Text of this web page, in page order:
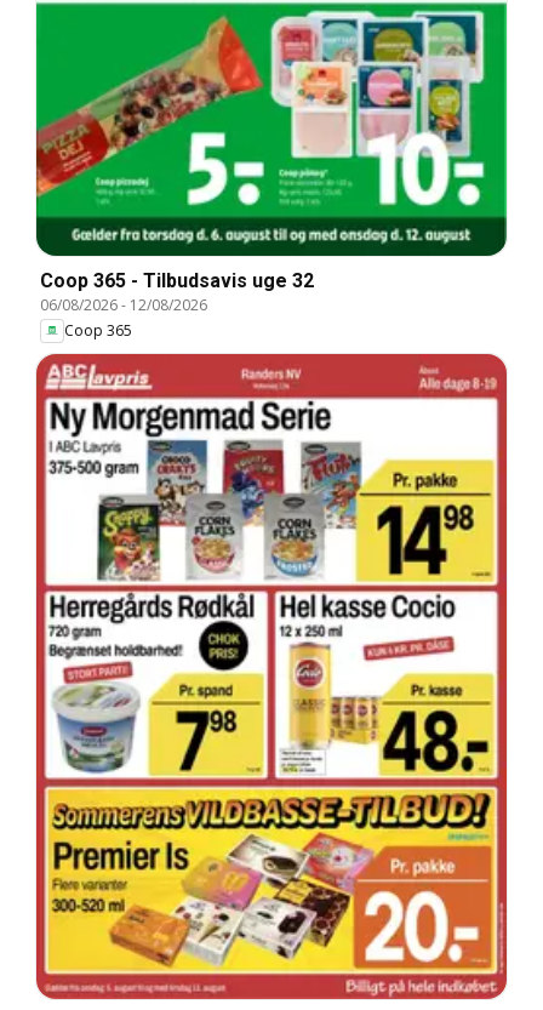
Coop 365 - Tilbudsavis uge 32
06/08/2026- 12/08/2026
Coop 365